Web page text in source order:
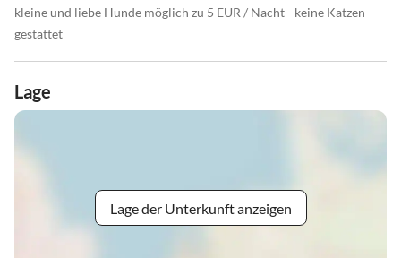
kleine und liebe Hunde möglich zu 5 EUR / Nacht - keine Katzen
gestattet
Lage
Lage der Unterkunft anzeigen